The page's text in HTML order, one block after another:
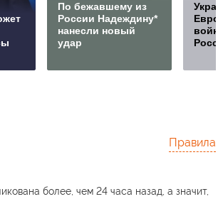
По бежавшему из
России Надеждину*
нанесли новый
удар
Правила
более, чем 24 часа назад, а значит,